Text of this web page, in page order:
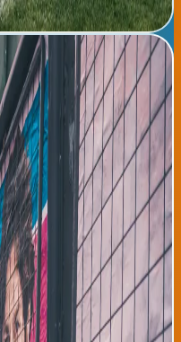
Perú y Colombia
simultáneas
de transformación
comicios
Claudia Liéreo
debatiendo en su
y Colombia
comerciales
representan el pulso
mostrando una clara
izquierdistas y
tradicionales.
esta ola de cambio podría
de América Latina para
para migrantes, comercio